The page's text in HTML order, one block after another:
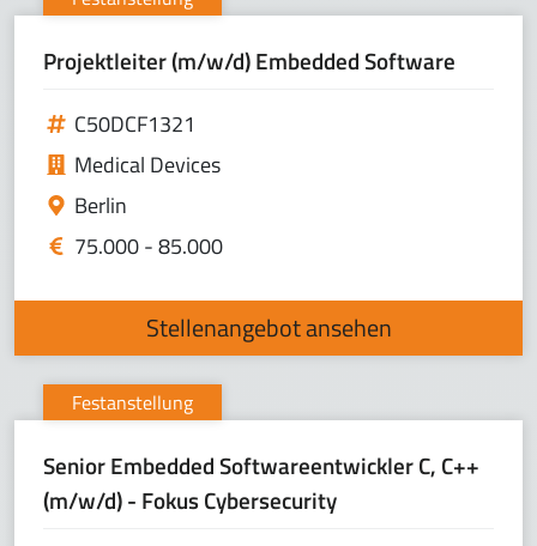
Projektleiter (m/w/d) Embedded Software
C50DCF1321
Medical Devices
Berlin
75.000 - 85.000
Stellenangebot ansehen
Festanstellung
Senior Embedded Softwareentwickler C, C++
(m/w/d) - Fokus Cybersecurity